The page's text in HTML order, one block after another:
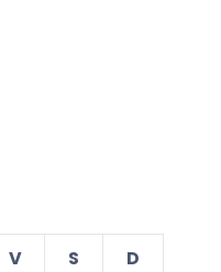
V S
D